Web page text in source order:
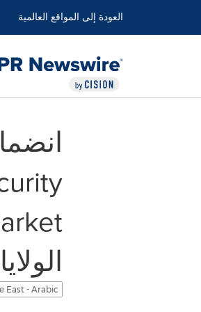
العودة إلى المواقع العالمية
East - Arabic